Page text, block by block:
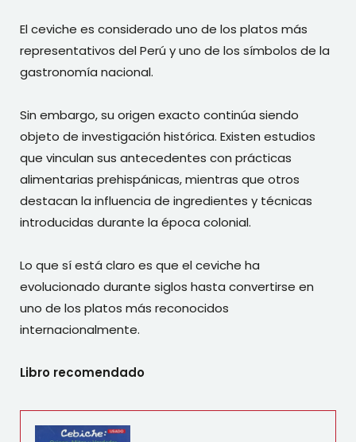
El ceviche es considerado uno de los platos más
representativos del Perú y uno de los símbolos de la
gastronomía nacional.
Sin embargo, su origen exacto continúa siendo
objeto de investigación histórica. Existen estudios
que vinculan sus antecedentes con prácticas
alimentarias prehispánicas, mientras que otros
destacan la influencia de ingredientes y técnicas
introducidas durante la época colonial.
Lo que sí está claro es que el ceviche ha
evolucionado durante siglos hasta convertirse en
uno de los platos más reconocidos
internacionalmente.
Libro recomendado